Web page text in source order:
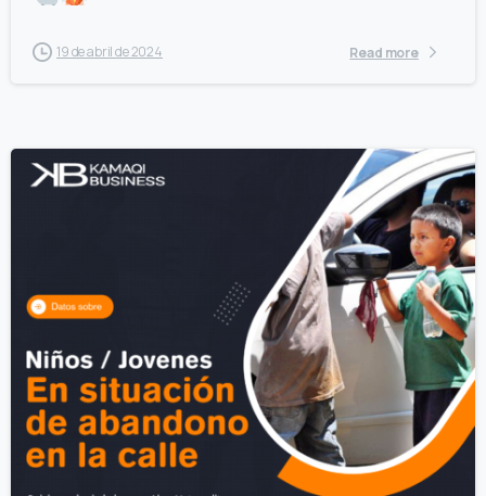
19 de abril de 2024 Read more